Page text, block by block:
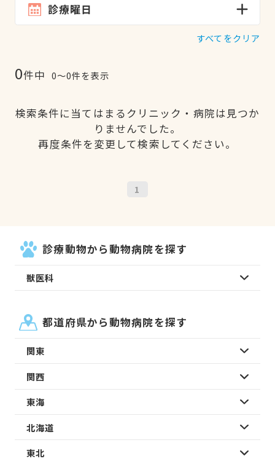
診療曜日
すべてをクリア
0件中 0〜0件を表示
検索条件に当てはまるクリニック・病院は見つか
りませんでした。
再度条件を変更して検索してください。
1
診療動物から動物病院を探す
獣医科
都道府県から動物病院を探す
関東
関西
東海
北海道
東北